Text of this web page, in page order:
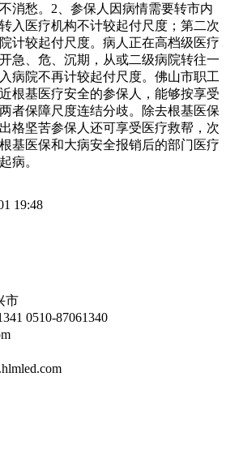
消愁。2、参保人因病情需要转市内
入医疗机构不计较起付尺度；第二次
计较起付尺度。病人正在高档级医疗
急、危、沉期，从或二级病院转往一
病院不再计较起付尺度。佛山市职工
根基医疗安全的参保人，能够按享受
者保障尺度连结分歧。除去根基医保
格坚苦参保人还可享受医疗救帮，次
基医保和大病安全报销后的部门医疗
病。
19:48
市
0510-87061340